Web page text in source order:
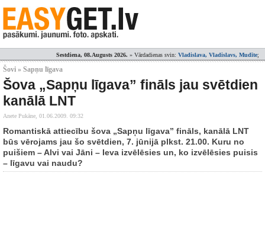
Sestdiena, 08.Augusts 2026. » Vārdadienas svin: Vladislava, Vladislavs, Mudīte;
Šovi » Sapņu līgava
Šova „Sapņu līgava” fināls jau svētdien
kanālā LNT
Anete Pukāne, 01.06.2009. 09:32
Romantiskā attiecību šova „Sapņu līgava” fināls, kanālā LNT
būs vērojams jau šo svētdien, 7. jūnijā plkst. 21.00. Kuru no
puišiem – Alvi vai Jāni – Ieva izvēlēsies un, ko izvēlēsies puisis
– līgavu vai naudu?